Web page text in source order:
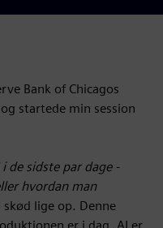
Bank of Chicagos
startede min session
de sidste par dage -
hvordan man
lige op. Denne
er i dag. AI er